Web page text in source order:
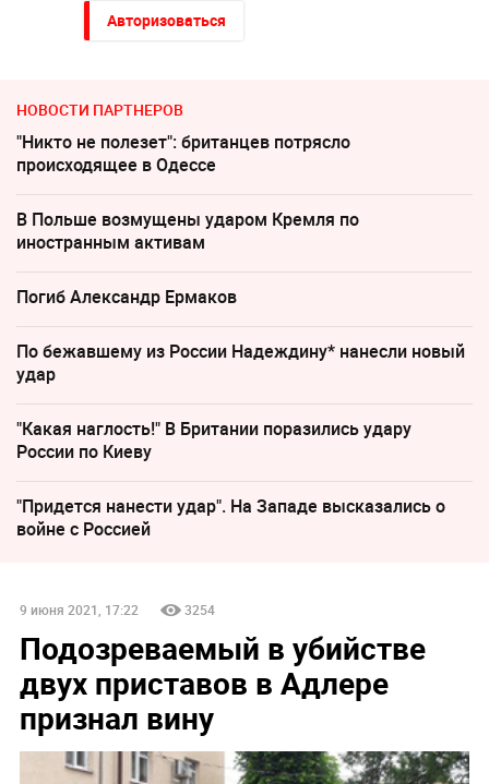
Авторизоваться
НОВОСТИ ПАРТНЕРОВ
"Никто не полезет": британцев потрясло
происходящее в Одессе
В Польше возмущены ударом Кремля по
иностранным активам
Погиб Александр Ермаков
По бежавшему из России Надеждину* нанесли новый
удар
"Какая наглость!" В Британии поразились удару
России по Киеву
"Придется нанести удар". На Западе высказались о
войне с Россией
9 июня 2021, 17:22 3254
Подозреваемый в убийстве
двух приставов в Адлере
признал вину